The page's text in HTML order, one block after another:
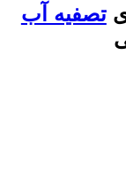
تصفیه آب